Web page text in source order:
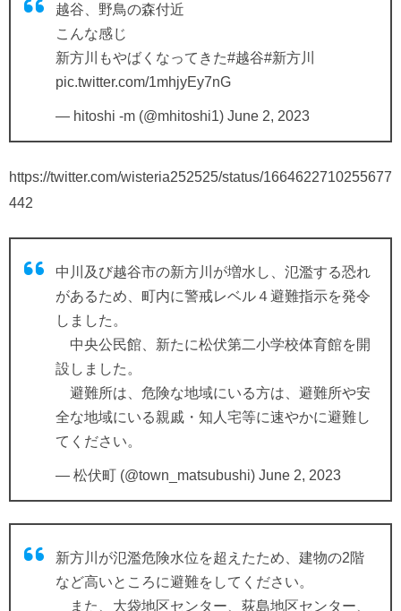
越谷、野鳥の森付近
こんな感じ
新方川もやばくなってきた#越谷#新方川
pic.twitter.com/1mhjyEy7nG
— hitoshi -m (@mhitoshi1) June 2, 2023
https://twitter.com/wisteria252525/status/1664622710255677
442
中川及び越谷市の新方川が増水し、氾濫する恐れ
があるため、町内に警戒レベル４避難指示を発令
しました。
中央公民館、新たに松伏第二小学校体育館を開
設しました。
避難所は、危険な地域にいる方は、避難所や安
全な地域にいる親戚・知人宅等に速やかに避難し
てください。
— 松伏町 (@town_matsubushi) June 2, 2023
新方川が氾濫危険水位を超えたため、建物の2階
など高いところに避難をしてください。
また、大袋地区センター、荻島地区センター、